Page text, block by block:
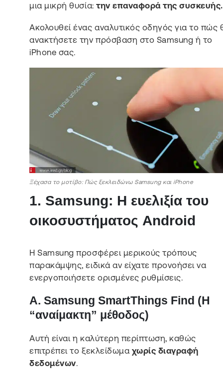
μια μικρή θυσία:την επαναφορά της συσκευής.
Ακολουθεί ένας αναλυτικός οδηγός για το πώς
ανακτήσετε την πρόσβαση στο Samsung ή το
iPhone σας.
Ξέχασα το μοτίβο: Πώς ξεκλειδώνω Samsung και iPhone
1. Samsung: Η ευελιξία του
οικοσυστήματος Android
Η Samsung προσφέρει μερικούς τρόπους
παρακάμψης, ειδικά αν είχατε προνοήσει να
ενεργοποιήσετε ορισμένες ρυθμίσεις.
Α. Samsung SmartThings Find (Η
“αναίμακτη” μέθοδος)
Αυτή είναι η καλύτερη περίπτωση, καθώς
επιτρέπει το ξεκλείδωμα χωρίς διαγραφή
δεδομένων.